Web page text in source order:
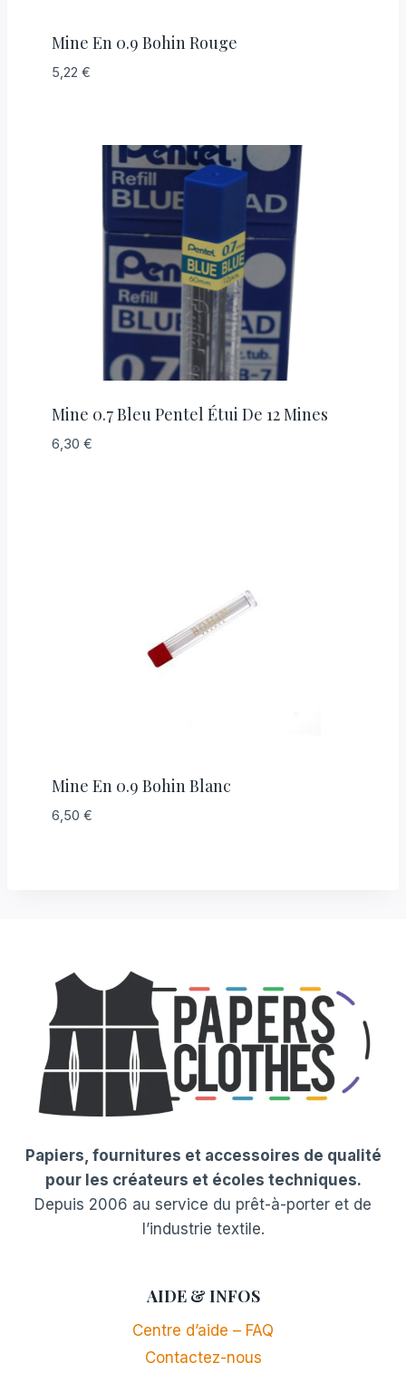
Mine En 0.9 Bohin Rouge
5,22 €
Mine 0.7 Bleu Pentel Étui De 12 Mines
6,30 €
Mine En 0.9 Bohin Blanc
6,50 €
Papiers, fournitures et accessoires de qualité
pour les créateurs et écoles techniques.
Depuis 2006 au service du prêt-à-porter et de
l’industrie textile.
AIDE & INFOS
Centre d’aide – FAQ
Contactez-nous